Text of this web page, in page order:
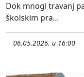
Dok mnogi travanj
školskim pra...
06.05.2026. u 16:00